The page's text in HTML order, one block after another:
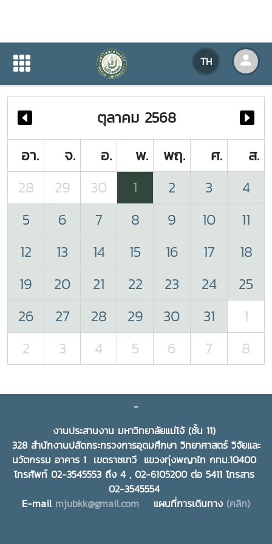
TH
ปฏิทินกิจกรรมของหน่วยงาน
ปฏิทินกิจกรรมของหน่วยงาน
ตุลาคม 2568
อา.
จ. อ. พ. พฤ. ศ.
ส.
28
29 30 1 2 3
4
5
6 7 8 9 10
11
12
13 14 15 16 17
18
19
20 21 22 23 24
25
26
27 28 29 30 31
1
2
3 4 5 6 7 8
-
งานประสานงาน มหาวิทยาลัยแม่โจ้ (ชั้น 11)
328 สำนักงานปลัดกระทรวงการอุดมศึกษา วิทยาศาสตร์ วิจัยและ
นวัตกรรม อาคาร 1 เขตราชเทวี แขวงทุ่งพญาไท กทม.10400
โทรศัพท์ 02-3545553 ถึง 4 , 02-6105200 ต่อ 5411 โทรสาร
02-3545554
E-mail mjubkk@gmail.com แผนที่การเดินทาง (คลิก)